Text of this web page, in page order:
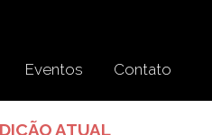
Eventos Contato
ATUAL